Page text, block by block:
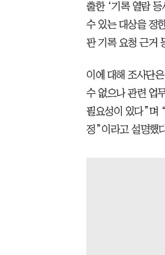
출한 ‘기록 열람
수 있는 대상을 정
판 기록 요청 근거
이에 대해 조사단
수 없으나 관련 업
필요성이 있다”며
정”이라고 설명했